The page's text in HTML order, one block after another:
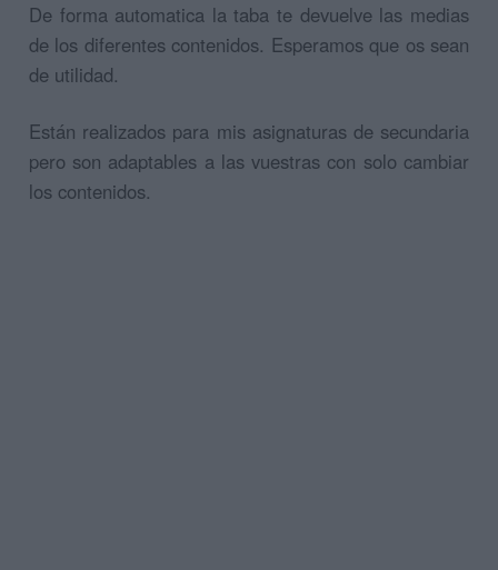
De forma automatica la taba te devuelve las medias
de los diferentes contenidos. Esperamos que os sean
de utilidad.
Están realizados para mis asignaturas de secundaria
pero son adaptables a las vuestras con solo cambiar
los contenidos.